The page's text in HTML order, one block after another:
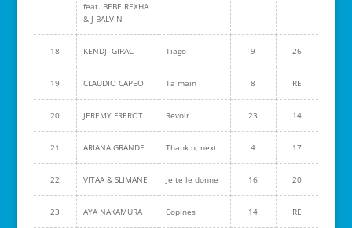
feat. BEBE REXHA
& J BALVIN
18 KENDJI GIRAC Tiago 9 26
19 CLAUDIO CAPEO Ta main 8 RE
20 JEREMY FREROT Revoir 23 14
21 ARIANA GRANDE Thank u, next 4 17
22 VITAA & SLIMANE Je te le donne 16 20
23 AYA NAKAMURA Copines 14 RE